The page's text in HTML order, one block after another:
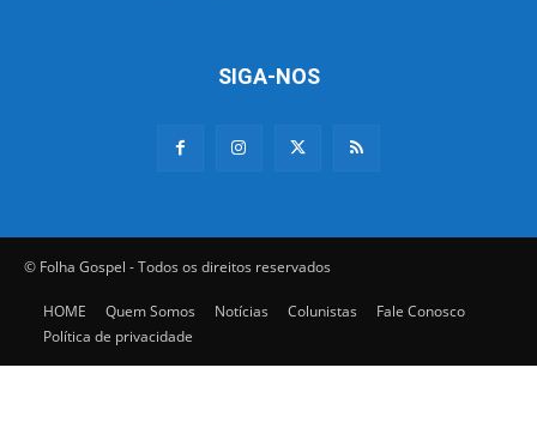
SIGA-NOS
© Folha Gospel - Todos os direitos reservados
HOME Quem Somos Notícias Colunistas
Fale Conosco
Política de privacidade